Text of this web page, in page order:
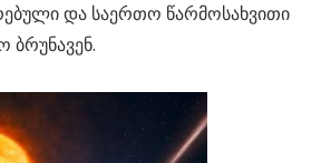
და საერთო წარმოსახვითი
ბრუნავენ.